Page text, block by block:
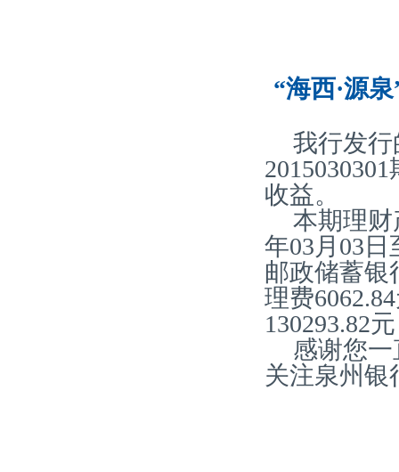
“海西·源
我行发行
收益。
本期理财
年03月03
邮政储蓄银
理费
130293.82
感谢您
关注泉州银